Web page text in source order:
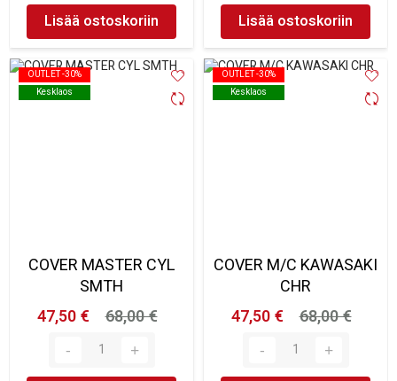
Lisää ostoskoriin Lisää ostoskoriin
OUTLET -30%
Kesklaos
OUTLET -30%
Kesklaos
COVER MASTER CYL
SMTH
47,50 €
68,00 €
OUTLET -30%
Kesklaos
OUTLET -30%
Kesklaos
COVER M/C KAWASAKI
CHR
47,50 €
68,00 €